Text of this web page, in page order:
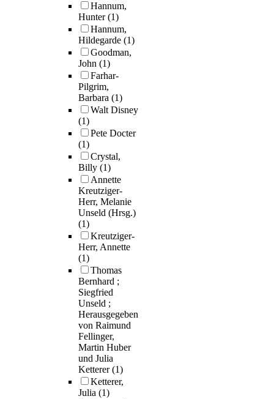
Hannum,
Hunter(1)
Hannum,
Hildegarde (1)
Goodman,
John (1)
Farhar-
Pilgrim,
Barbara (1)
Walt Disney
(1)
Pete Docter
(1)
Crystal,
Billy (1)
Annette
Kreutziger-
Herr, Melanie
Unseld (Hrsg.)
(1)
Kreutziger-
Herr, Annette
(1)
Thomas
Bernhard ;
Siegfried
Unseld ;
Herausgegeben
von Raimund
Fellinger,
Martin Huber
und Julia
Ketterer(1)
Ketterer,
Julia (1)